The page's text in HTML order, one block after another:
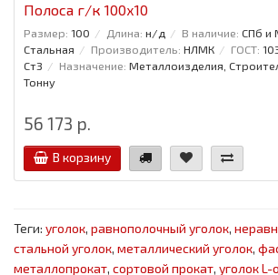
Полоса г/к 100x10
Размер: 100 Длина: н/д В наличие: СПб и
Стальная
Производитель: НЛМК ГОСТ:
Ст3
Назначение: Металлоизделия,
Тонну
56 173 р.
В корзину
Теги: уголок, равнополочный уголок,
стальной уголок, металлический уголок,
металлопрокат, сортовой прокат, уголок